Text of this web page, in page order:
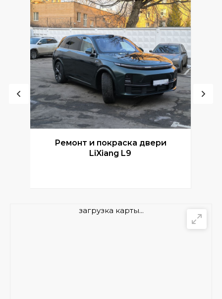
Ремонт и покраска двери
LiXiang L9
загрузка карты...